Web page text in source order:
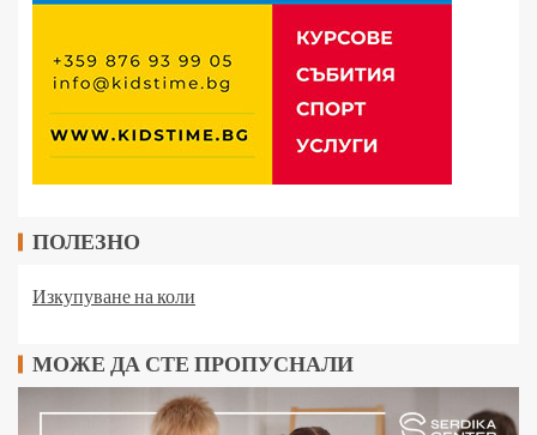
ПОЛЕЗНО
Изкупуване на коли
МОЖЕ ДА СТЕ ПРОПУСНАЛИ